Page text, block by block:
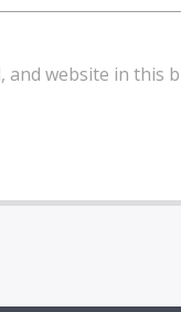
and website in